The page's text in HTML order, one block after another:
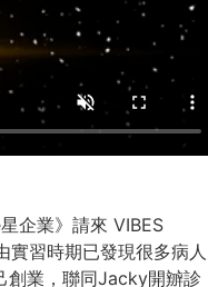
企業》請來 VIBES
習時期已發現很多病人
創業，聯同Jacky開辧診